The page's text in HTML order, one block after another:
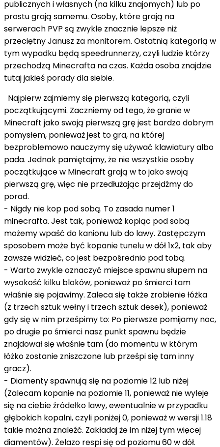
publicznych i własnych (na kilku znajomych) lub po
prostu grają samemu. Osoby, które grają na
serwerach PVP są zwykle znacznie lepsze niż
przeciętny Janusz za monitorem. Ostatnią kategorią w
tym wypadku będą speedrunnerzy, czyli ludzie którzy
przechodzą Minecrafta na czas. Każda osoba znajdzie
tutaj jakieś porady dla siebie.
Najpierw zajmiemy się pierwszą kategorią, czyli
początkującymi. Zaczniemy od tego, że granie w
Minecraft jako swoją pierwszą grę jest bardzo dobrym
pomysłem, ponieważ jest to gra, na której
bezproblemowo nauczymy się używać klawiatury albo
pada. Jednak pamiętajmy, że nie wszystkie osoby
początkujące w Minecraft grają w to jako swoją
pierwszą grę, więc nie przedłużając przejdźmy do
porad.
- Nigdy nie kop pod sobą. To zasada numer 1
minecrafta. Jest tak, ponieważ kopiąc pod sobą
możemy wpaść do kanionu lub do lawy. Zastępczym
sposobem może być kopanie tunelu w dół 1x2, tak aby
zawsze widzieć, co jest bezpośrednio pod tobą.
- Warto zwykle oznaczyć miejsce spawnu słupem na
wysokość kilku bloków, ponieważ po śmierci tam
właśnie się pojawimy. Zaleca się także zrobienie łóżka
(z trzech sztuk wełny i trzech sztuk desek), ponieważ
gdy się w nim prześpimy to: Po pierwsze pomijamy noc,
po drugie po śmierci nasz punkt spawnu będzie
znajdował się właśnie tam (do momentu w którym
łóżko zostanie zniszczone lub prześpi się tam inny
gracz).
- Diamenty spawnują się na poziomie 12 lub niżej
(Zalecam kopanie na poziomie 11, ponieważ nie wyleje
się na ciebie źródełko lawy, ewentualnie w przypadku
głębokich kopalni, czyli poniżej 0, ponieważ w wersji 1.18
takie można znaleźć. Zakładaj że im niżej tym więcej
diamentów). Żelazo respi się od poziomu 60 w dół.